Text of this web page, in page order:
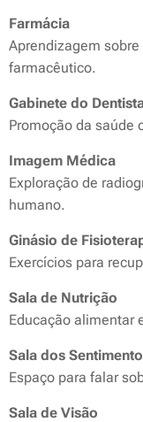
Farmácia
Aprendizagem
farmacêutico.
Gabinete do
Promoção da saúde
Imagem Médica
Exploração de
humano.
Ginásio de
Exercícios para
Sala de Nutrição
Educação alimentar
Sala dos
Espaço para falar
Sala de Visão